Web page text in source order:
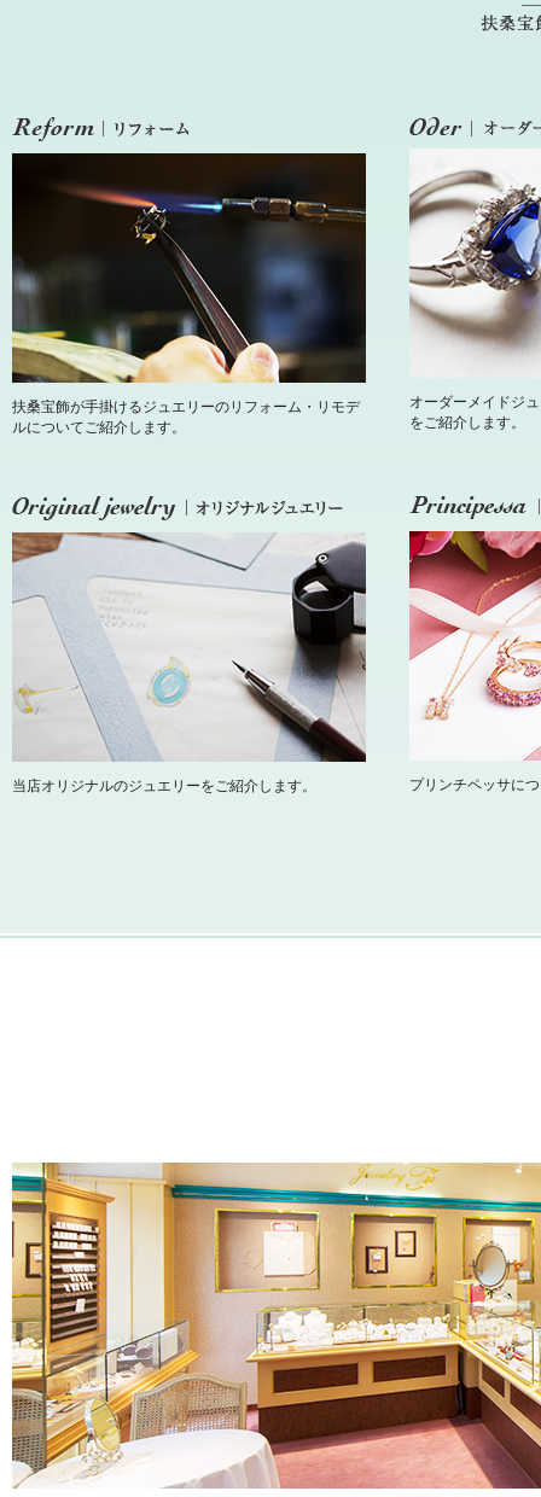
扶桑宝飾が手掛けるジュエリーのリフォーム・リモデ
ルについてご紹介します。
オーダーメイドジ
をご紹介します。
当店オリジナルのジュエリーをご紹介します。 プリンチペッサに